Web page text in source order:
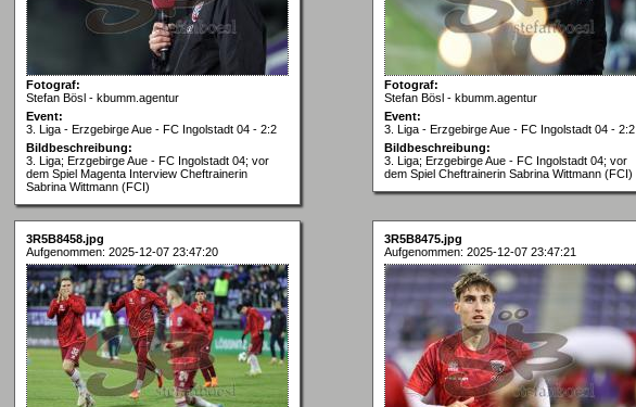
Fotograf:
Stefan Bösl - kbumm.agentur
Event:
3. Liga - Erzgebirge Aue - FC Ingolstadt 04 - 2:2
Bildbeschreibung:
3. Liga; Erzgebirge Aue - FC Ingolstadt 04; vor
dem Spiel Magenta Interview Cheftrainerin
Sabrina Wittmann (FCI)
Fotograf:
Stefan Bösl - kbumm.agentur
Event:
3. Liga - Erzgebirge Aue - FC Ingolstadt 04 - 2:2
Bildbeschreibung:
3. Liga; Erzgebirge Aue - FC Ingolstadt 04; vor
dem Spiel Cheftrainerin Sabrina Wittmann (FCI)
3R5B8458.jpg
Aufgenommen: 2025-12-07 23:47:20
3R5B8475.jpg
Aufgenommen: 2025-12-07 23:47:21